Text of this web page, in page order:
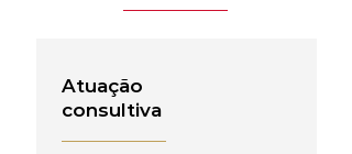
Atuação
consultiva